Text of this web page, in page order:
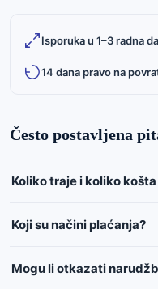
Isporuka u 1–3 radna
14 dana pravo na
Često postavljena
Koliko traje i koliko
Koji su načini plaćanja?
Mogu li otkazati